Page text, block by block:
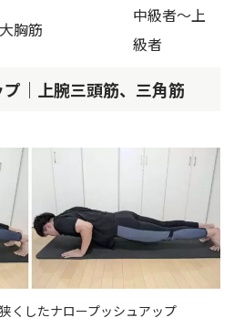
大胸筋
中級者～上
級者
｜上腕三頭筋、三角筋
くしたナロープッシュアップ